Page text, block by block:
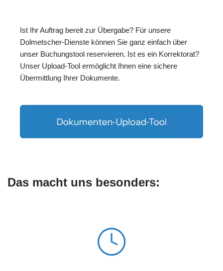
Ist Ihr Auftrag bereit zur Übergabe? Für unsere
Dolmetscher-Dienste können Sie ganz einfach über
unser Buchungstool reservieren. Ist es ein Korrektorat?
Unser Upload-Tool ermöglicht Ihnen eine sichere
Übermittlung Ihrer Dokumente.
Das macht uns besonders: